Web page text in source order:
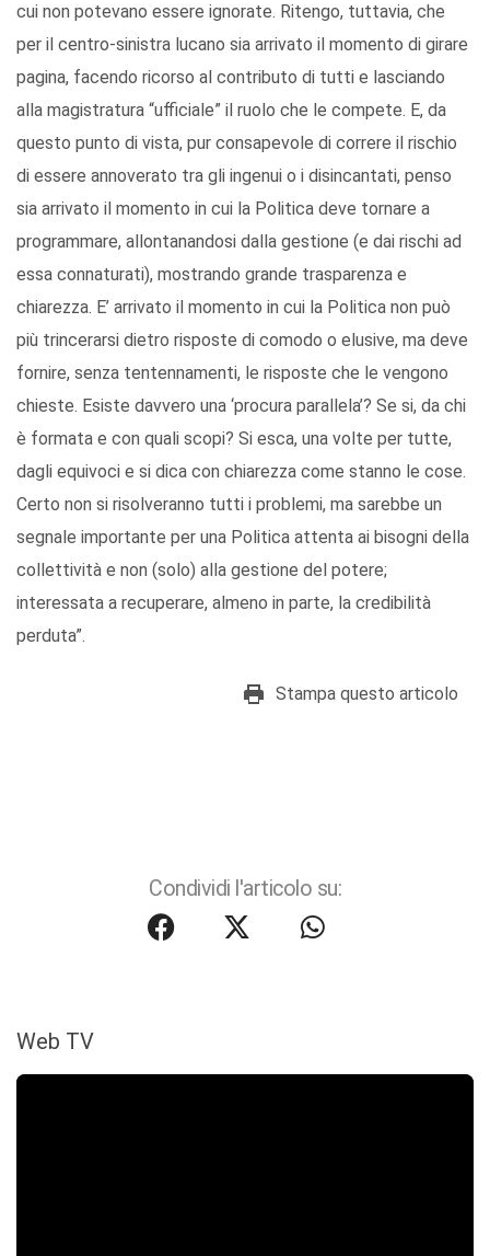
cui non potevano essere ignorate. Ritengo, tuttavia, che
per il centro-sinistra lucano sia arrivato il momento di girare
pagina, facendo ricorso al contributo di tutti e lasciando
alla magistratura “ufficiale” il ruolo che le compete. E, da
questo punto di vista, pur consapevole di correre il rischio
di essere annoverato tra gli ingenui o i disincantati, penso
sia arrivato il momento in cui la Politica deve tornare a
programmare, allontanandosi dalla gestione (e dai rischi ad
essa connaturati), mostrando grande trasparenza e
chiarezza. E’ arrivato il momento in cui la Politica non può
più trincerarsi dietro risposte di comodo o elusive, ma deve
fornire, senza tentennamenti, le risposte che le vengono
chieste. Esiste davvero una ‘procura parallela’? Se si, da chi
è formata e con quali scopi? Si esca, una volte per tutte,
dagli equivoci e si dica con chiarezza come stanno le cose.
Certo non si risolveranno tutti i problemi, ma sarebbe un
segnale importante per una Politica attenta ai bisogni della
collettività e non (solo) alla gestione del potere;
interessata a recuperare, almeno in parte, la credibilità
perduta”.
Stampa questo articolo
Condividi l'articolo su:
Web TV